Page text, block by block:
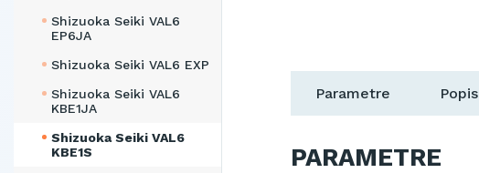
Shizuoka Seiki VAL6
EP6JA
Shizuoka Seiki VAL6 EXP
Shizuoka Seiki VAL6
KBE1JA
Shizuoka Seiki VAL6
KBE1S
Parametre Popis
PARAMETRE